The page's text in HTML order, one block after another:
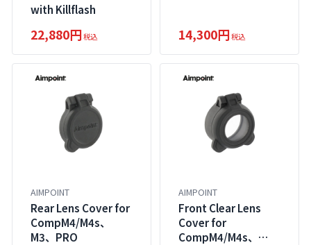
with Killflash
22,880円税込 14,300円税込
AIMPOINT
Rear Lens Cover for
CompM4/M4s、
M3、PRO
AIMPOINT
Front Clear Lens
Cover for
CompM4/M4s、